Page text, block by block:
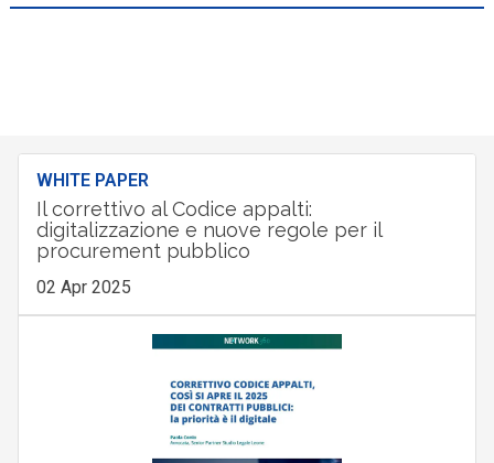
WHITE PAPER
Il correttivo al Codice appalti:
digitalizzazione e nuove regole per il
procurement pubblico
02 Apr 2025